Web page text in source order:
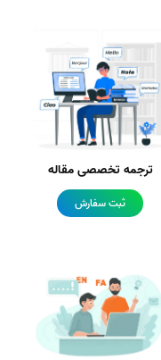
ترجمه تخصصی مقاله
ثبت سفارش